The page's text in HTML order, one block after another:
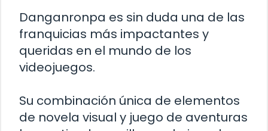
Danganronpa es sin duda una de las
franquicias más impactantes y
queridas en el mundo de los
videojuegos.
Su combinación única de elementos
de novela visual y juego de aventuras